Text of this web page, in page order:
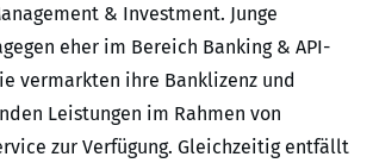
& Investment. Junge
eher im Bereich Banking & API-
vermarkten ihre Banklizenz und
Leistungen im Rahmen von
zur Verfügung. Gleichzeitig entfällt